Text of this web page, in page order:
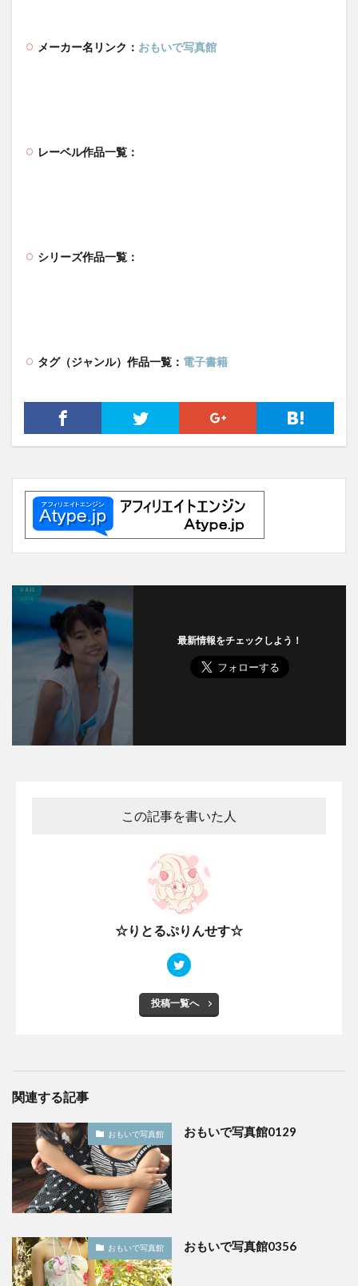
メーカー名リンク： おもいで写真館
レーベル作品一覧：
シリーズ作品一覧：
タグ（ジャンル）作品一覧： 電子書籍
最新情報をチェックしよう！
この記事を書いた人
☆りとるぷりんせす☆
投稿一覧へ
関連する記事
おもいで写真館 おもいで写真館0129
おもいで写真館 おもいで写真館0356